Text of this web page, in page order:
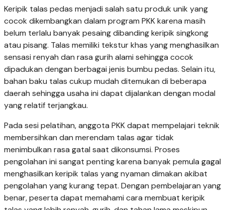
Keripik talas pedas menjadi salah satu produk unik yang
cocok dikembangkan dalam program PKK karena masih
belum terlalu banyak pesaing dibanding keripik singkong
atau pisang. Talas memiliki tekstur khas yang menghasilkan
sensasi renyah dan rasa gurih alami sehingga cocok
dipadukan dengan berbagai jenis bumbu pedas. Selain itu,
bahan baku talas cukup mudah ditemukan di beberapa
daerah sehingga usaha ini dapat dijalankan dengan modal
yang relatif terjangkau.
Pada sesi pelatihan, anggota PKK dapat mempelajari teknik
membersihkan dan merendam talas agar tidak
menimbulkan rasa gatal saat dikonsumsi. Proses
pengolahan ini sangat penting karena banyak pemula gagal
menghasilkan keripik talas yang nyaman dimakan akibat
pengolahan yang kurang tepat. Dengan pembelajaran yang
benar, peserta dapat memahami cara membuat keripik